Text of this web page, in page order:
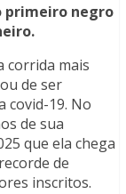
primeiro negro
corrida mais
de ser
covid-19. No
de sua
que ela chega
de
inscritos.